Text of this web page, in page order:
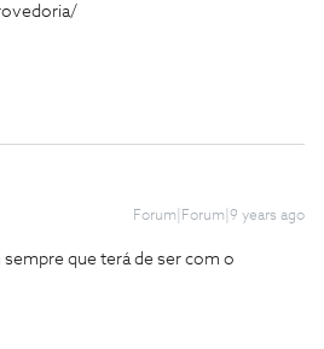
Forum|Forum|9 years ago
sempre que terá de ser com o